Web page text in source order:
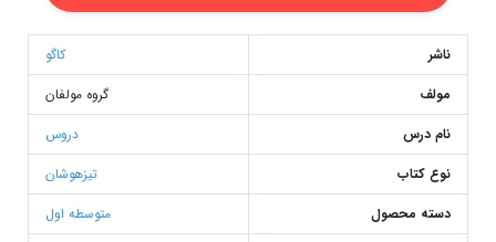
ناشر
کاگو
مولف
گروه مولفان
نام درس
دروس
نوع کتاب
تیزهوشان
دسته محصول
متوسطه اول